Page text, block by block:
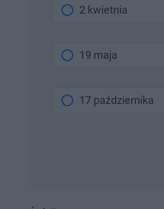
2 kwietnia
19 maja
17 października